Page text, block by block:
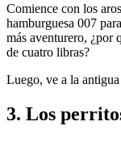
Comience con los
hamburguesa 007
más aventurero, ¿por
de cuatro libras?
Luego, ve a la
3. Los